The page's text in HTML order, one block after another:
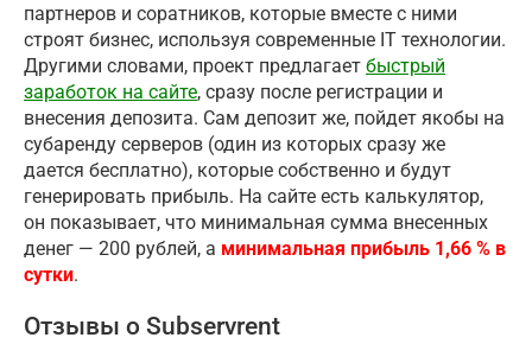
партнеров и соратников, которые вместе с ними
строят бизнес, используя современные IT технологии.
Другими словами, проект предлагает быстрый
заработок на сайте, сразу после регистрации и
внесения депозита. Сам депозит же, пойдет якобы на
субаренду серверов (один из которых сразу же
дается бесплатно), которые собственно и будут
генерировать прибыль. На сайте есть калькулятор,
он показывает, что минимальная сумма внесенных
денег — 200 рублей, а минимальная прибыль 1,66 % в
сутки.
Отзывы о Subservrent